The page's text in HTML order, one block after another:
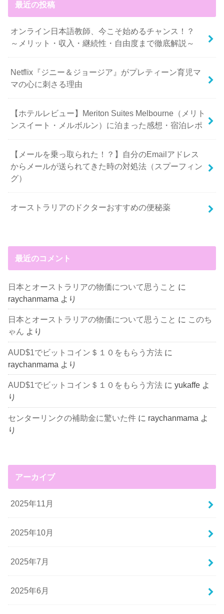
最近の投稿
オンライン日本語教師、今こそ始めるチャンス！？
～メリット・収入・継続性・自由度まで徹底解説～
Netflix『ジニー＆ジョージア』がプレティーン育児マ
マの心に刺さる理由
【ホテルレビュー】Meriton Suites Melbourne（メリト
ンスイート・メルボルン）に泊まった感想・宿泊レポ
【メールを乗っ取られた！？】自分のEmailアドレス
からメールが送られてきた時の対処法（スプーフィン
グ）
オーストラリアのドクターおすすめの便秘薬
最近のコメント
日本とオーストラリアの物価について思うこと に
raychanmama より
日本とオーストラリアの物価について思うこと に このち
ゃん より
AUD$1でビットコイン＄１０をもらう方法 に
raychanmama より
AUD$1でビットコイン＄１０をもらう方法 にyukaffe よ
り
センターリンクの補助金に驚いた件 に raychanmama よ
り
アーカイブ
2025年11月
2025年10月
2025年7月
2025年6月